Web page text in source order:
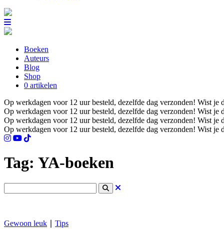
Boeken
Auteurs
Blog
Shop
0 artikelen
Op werkdagen voor 12 uur besteld, dezelfde dag verzonden! Wist je
Op werkdagen voor 12 uur besteld, dezelfde dag verzonden! Wist je
Op werkdagen voor 12 uur besteld, dezelfde dag verzonden! Wist je
Op werkdagen voor 12 uur besteld, dezelfde dag verzonden! Wist je
Tag: YA-boeken
Gewoon leuk Tips